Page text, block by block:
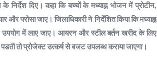
निर्देश दिए। कहा कि बच्चों के मध्याह्न भोजन में प्रोटीन,
परोसा जाए। जिलाधिकारी ने निर्देशित किया कि मध्याह्न
में लाए जाए। आयरन और स्टील बर्तन खरीद के लिए
तो प्रोजेक्ट उत्कर्ष से बजट उपलब्ध कराया जाएगा।